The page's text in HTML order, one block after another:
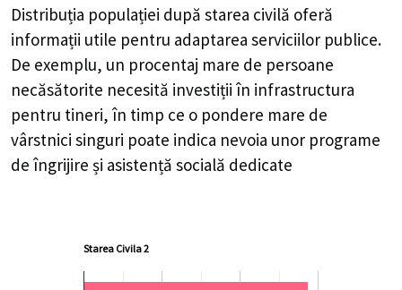
Distribuția populației după starea civilă oferă
informații utile pentru adaptarea serviciilor publice.
De exemplu, un procentaj mare de persoane
necăsătorite necesită investiții în infrastructura
pentru tineri, în timp ce o pondere mare de
vârstnici singuri poate indica nevoia unor programe
de îngrijire și asistență socială dedicate
Starea Civila 2